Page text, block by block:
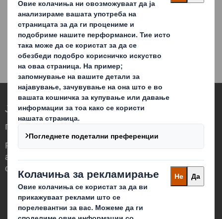
КОНТАКТИРАЈТЕ НЕ
Ја редефинираме амбалажата за
потребите на светот што се менува
Различни сме бидејќи гледаме можност
амбалажата да има значајна улога во
светот околу нас.
Кои сме ние